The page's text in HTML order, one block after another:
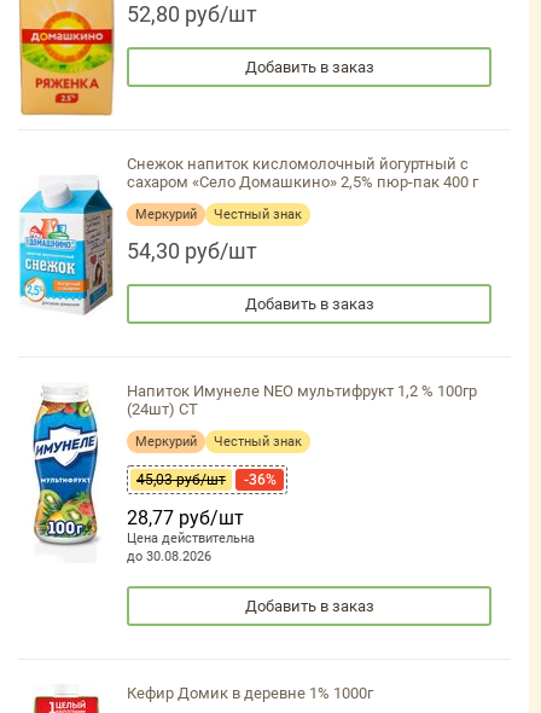
52,80 руб/шт
Добавить в заказ
Снежок напиток кисломолочный йогуртный с
сахаром «Село Домашкино» 2,5% пюр-пак 400 г
Меркурий Честный знак
54,30 руб/шт
Добавить в заказ
Напиток Имунеле NEO мультифрукт 1,2 % 100гр
(24шт) СТ
Меркурий Честный знак
45,03 руб/шт -36%
28,77 руб/шт
Цена действительна
до 30.08.2026
Добавить в заказ
Кефир Домик в деревне 1% 1000г